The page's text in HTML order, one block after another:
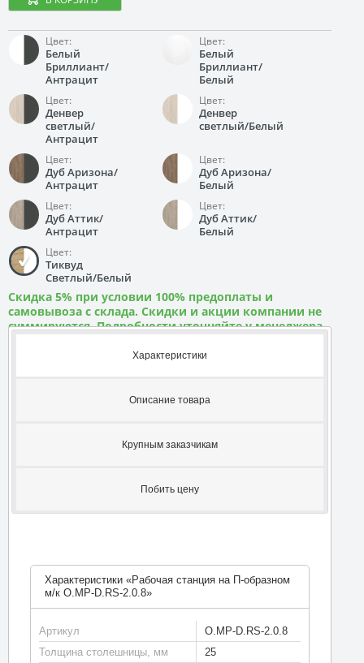
Цвет:
Белый
Бриллиант/
Антрацит
Цвет:
Белый
Бриллиант/
Белый
Цвет:
Денвер
светлый/
Антрацит
Цвет:
Денвер
светлый/Белый
Цвет:
Дуб Аризона/
Антрацит
Цвет:
Дуб Аризона/
Белый
Цвет:
Дуб Аттик/
Антрацит
Цвет:
Дуб Аттик/
Белый
Цвет:
Тиквуд
Светлый/Белый
Скидка 5% при условии 100% предоплаты и
самовывоза с склада. Скидки и акции компании не
суммируются. Подробности уточняйте у менеджера
Характеристики
Описание товара
Крупным заказчикам
Побить цену
Характеристики «Рабочая станция на П-образном
м/к O.MP-D.RS-2.0.8»
Артикул
O.MP-D.RS-2.0.8
Толщина столешницы, мм
25